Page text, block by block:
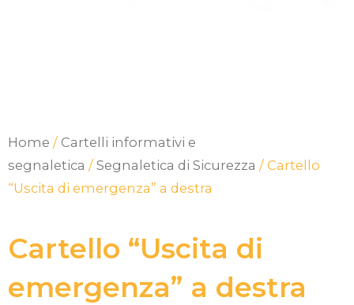
Home / Cartelli informativi e
segnaletica / Segnaletica di Sicurezza / Cartello
“Uscita di emergenza” a destra
Cartello “Uscita di
emergenza” a destra